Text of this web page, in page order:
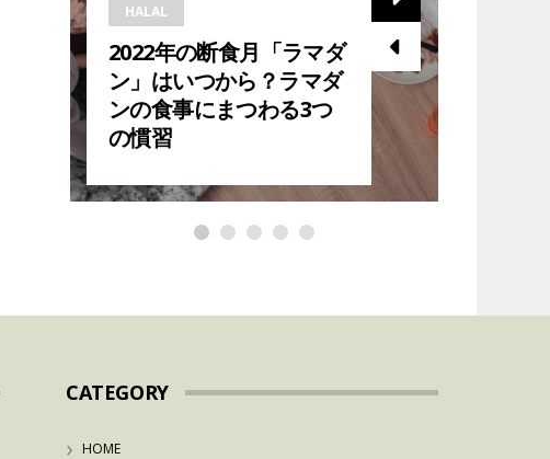
HALAL
2022年の断食月「ラマダ
ン」はいつから？ラマダ
ンの食事にまつわる3つ
の慣習
CATEGORY
HOME